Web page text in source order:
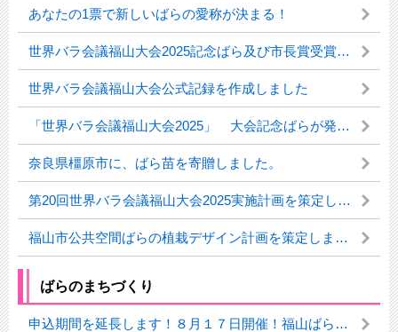
あなたの1票で新しいばらの愛称が決まる！
世界バラ会議福山大会2025記念ばら及び市長賞受賞ばらの愛称を募集します！
世界バラ会議福山大会公式記録を作成しました
「世界バラ会議福山大会2025」 大会記念ばらが発表されました！
奈良県橿原市に、ばら苗を寄贈しました。
第20回世界バラ会議福山大会2025実施計画を策定しました！
福山市公共空間ばらの植栽デザイン計画を策定しました！
ばらのまちづくり
申込期間を延長します！８月１７日開催！福山ばら大学公開講座の受講生募集！